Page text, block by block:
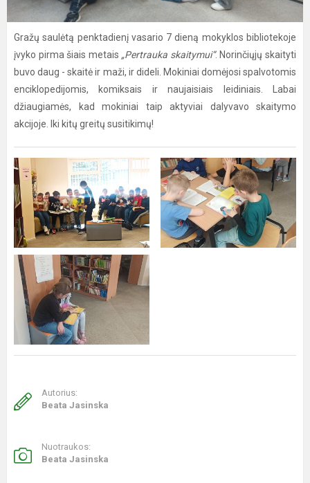
Gražų saulėtą penktadienį vasario 7 dieną mokyklos bibliotekoje
įvyko pirma šiais metais „Pertrauka skaitymui“. Norinčiųjų skaityti
buvo daug - skaitė ir maži, ir dideli. Mokiniai domėjosi spalvotomis
enciklopedijomis, komiksais ir naujaisiais leidiniais. Labai
džiaugiamės, kad mokiniai taip aktyviai dalyvavo skaitymo
akcijoje. Iki kitų greitų susitikimų!
Autorius:
Beata Jasinska
Nuotraukos:
Beata Jasinska